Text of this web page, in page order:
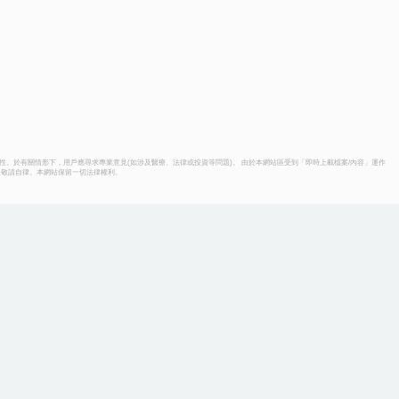
於有關情形下，用戶應尋求專業意見(如涉及醫療、法律或投資等問題)。 由於本網站區受到「即時上載檔案/內容」運作
請自律。本網站保留一切法律權利。